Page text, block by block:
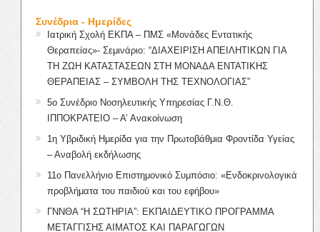
Συνέδρια - Ημερίδες
Ιατρική Σχολή ΕΚΠΑ – ΠΜΣ «Μονάδες Εντατικής
Θεραπείας»- Σεμινάριο: “ΔΙΑΧΕΙΡΙΣΗ ΑΠΕΙΛΗΤΙΚΩΝ ΓΙΑ
ΤΗ ΖΩΗ ΚΑΤΑΣΤΑΣΕΩΝ ΣΤΗ ΜΟΝΑΔΑ ΕΝΤΑΤΙΚΗΣ
ΘΕΡΑΠΕΙΑΣ – ΣΥΜΒΟΛΗ ΤΗΣ ΤΕΧΝΟΛΟΓΙΑΣ”
5ο Συνέδριο Νοσηλευτικής Υπηρεσίας Γ.Ν.Θ.
ΙΠΠΟΚΡΑΤΕΙΟ – Α’ Ανακοίνωση
1η Υβριδική Ημερίδα για την Πρωτοβάθμια Φροντίδα Υγείας
– Αναβολή εκδήλωσης
11ο Πανελλήνιο Επιστημονικό Συμπόσιο: «Ενδοκρινολογικά
προβλήματα του παιδιού και του εφήβου»
ΓΝΝΘΑ “Η ΣΩΤΗΡΙΑ”: ΕΚΠΑΙΔΕΥΤΙΚΟ ΠΡΟΓΡΑΜΜΑ
ΜΕΤΑΓΓΙΣΗΣ ΑΙΜΑΤΟΣ ΚΑΙ ΠΑΡΑΓΩΓΩΝ